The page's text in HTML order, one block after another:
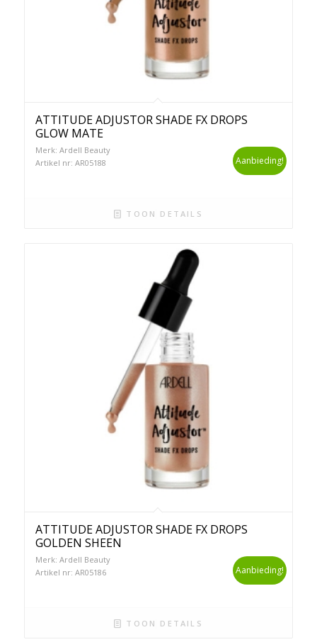
ATTITUDE ADJUSTOR SHADE FX DROPS
GLOW MATE
Merk: Ardell Beauty
Artikel nr: AR05188
Aanbieding!
TOON DETAILS
ATTITUDE ADJUSTOR SHADE FX DROPS
GOLDEN SHEEN
Merk: Ardell Beauty
Artikel nr: AR05186
Aanbieding!
TOON DETAILS